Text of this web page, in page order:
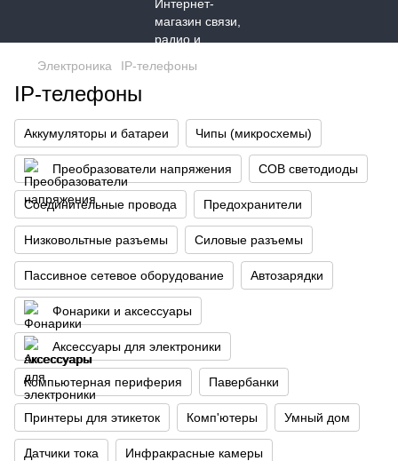
Электроника IP-телефоны
IP-телефоны
Аккумуляторы и батареи Чипы (микросхемы)
Преобразователи напряжения COB светодиоды
Соединительные провода Предохранители
Низковольтные разъемы Силовые разъемы
Пассивное сетевое оборудование Автозарядки
Фонарики и аксессуары
Аксессуары для электроники
Компьютерная периферия Павербанки
Принтеры для этикеток Комп'ютеры Умный дом
Датчики тока Инфракрасные камеры